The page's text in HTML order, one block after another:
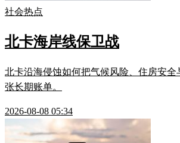
社会热点
北卡海岸线保卫战
北卡沿海侵蚀如何把气候风险、住房安全
张长期账单。
2026-08-08 05:34